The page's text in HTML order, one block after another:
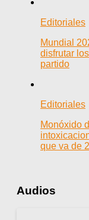
Editoriales
Mundial
disfrutar
partido
Editoriales
Monóxido
que va de
Audios